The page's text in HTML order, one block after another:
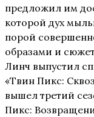
предложил им
которой дух
порой
образами и
Линч выпустил
«Твин Пикс:
вышел третий
Пикс: